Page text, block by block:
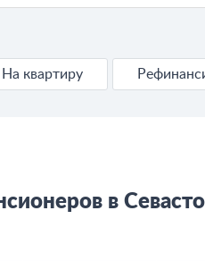
На квартиру
в